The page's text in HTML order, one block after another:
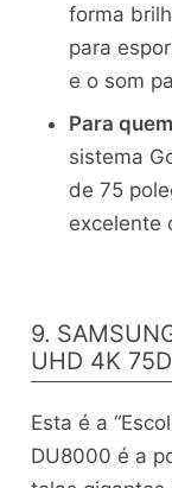
forma
para
e o som
Para
sistema
de 75
excelente
9.
UHD 4K
Esta é a
DU8000 é a